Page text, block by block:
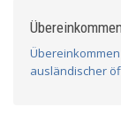
Übereinkommen
ausländischer